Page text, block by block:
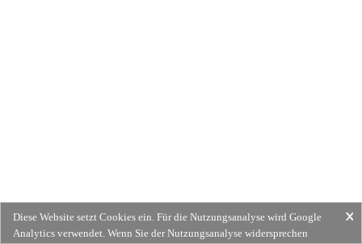
Diese Website setzt Cookies ein. Für die Nutzungsanalyse wird Google
Analytics verwendet. Wenn Sie der Nutzungsanalyse widersprechen